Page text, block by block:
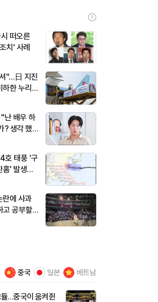
떠오른
치' 사례
"…日 지진
한 누리
난 배우 하
? 생각 했
호 태풍 '구
홈' 발생…
란에 사과
고 공부할
중국 일본 베트남
…중국이 움켜쥔